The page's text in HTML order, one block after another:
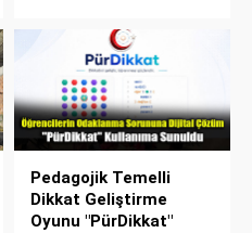
Pedagojik Temelli
Dikkat Geliştirme
Oyunu "PürDikkat"